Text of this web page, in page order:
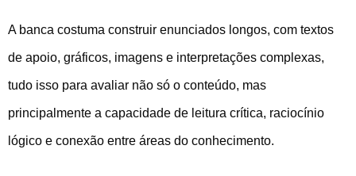
A banca costuma construir enunciados longos, com textos
de apoio, gráficos, imagens e interpretações complexas,
tudo isso para avaliar não só o conteúdo, mas
principalmente a capacidade de leitura crítica, raciocínio
lógico e conexão entre áreas do conhecimento.